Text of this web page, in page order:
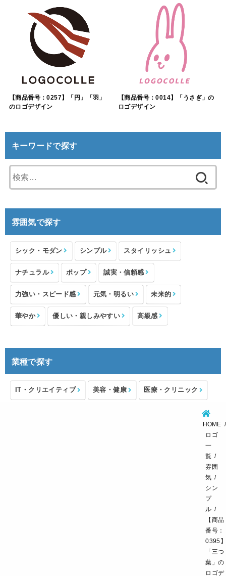
【商品番号：0257】「円」「羽」
のロゴデザイン
【商品番号：0014】「うさぎ」の
ロゴデザイン
キーワードで探す
索:
雰囲気で探す
シック・モダン シンプル スタイリッシュ
ナチュラル ポップ 誠実・信頼感
力強い・スピード感 元気・明るい 未来的
華やか 優しい・親しみやすい 高級感
業種で探す
IT・クリエイティブ 美容・健康 医療・クリニック
HOME
ロゴ
一
覧
雰囲
気
シン
プ
ル
【商品
番号：
0395】
「三つ
葉」の
ロゴデ